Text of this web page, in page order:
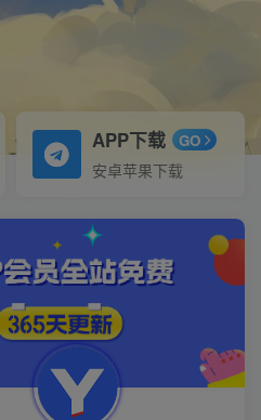
APP下载 GO
安卓苹果下载